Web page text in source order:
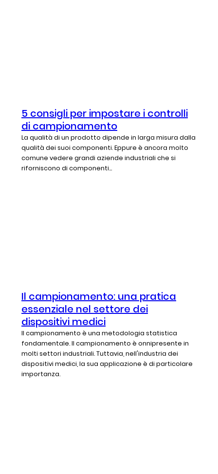
5 consigli per impostare i controlli
di campionamento
La qualità di un prodotto dipende in larga misura dalla
qualità dei suoi componenti. Eppure è ancora molto
comune vedere grandi aziende industriali che si
riforniscono di componenti...
Il campionamento: una pratica
essenziale nel settore dei
dispositivi medici
Il campionamento è una metodologia statistica
fondamentale. Il campionamento è onnipresente in
molti settori industriali. Tuttavia, nell'industria dei
dispositivi medici, la sua applicazione è di particolare
importanza.